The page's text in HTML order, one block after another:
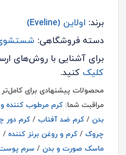
برند: اولاین (Eveline)
دسته فروشگاهی:
برای آشنایی با روش‌های
کلیک کنید.
محصولات پیشنهادی برای کامل‌تر
مراقبت شما: کرم مرطوب کننده
بدن / کرم ضد آفتاب / کرم دور
چروک / کرم و روغن برنز کننده /
ماسک صورت و بدن / سرم